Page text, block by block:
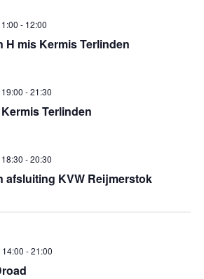
H mis Kermis Terlinden
- 12:00
Terlinden
-21:30
afsluiting KVW Reijmerstok
-20:30
-21:00